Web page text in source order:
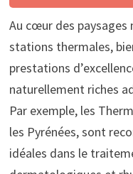
Au cœur des paysages
stations thermales,
prestations
naturellement riches
Par exemple, les
les Pyrénées, sont
idéales dans le